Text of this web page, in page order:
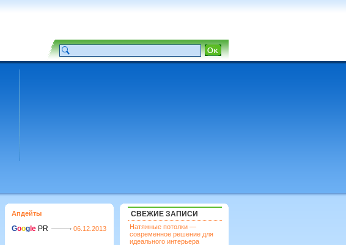
Апдейты
Goog le PR 06.12.2013
СВЕЖИЕ ЗАПИСИ
Натяжные потолки —
современное решение для
идеального интерьера